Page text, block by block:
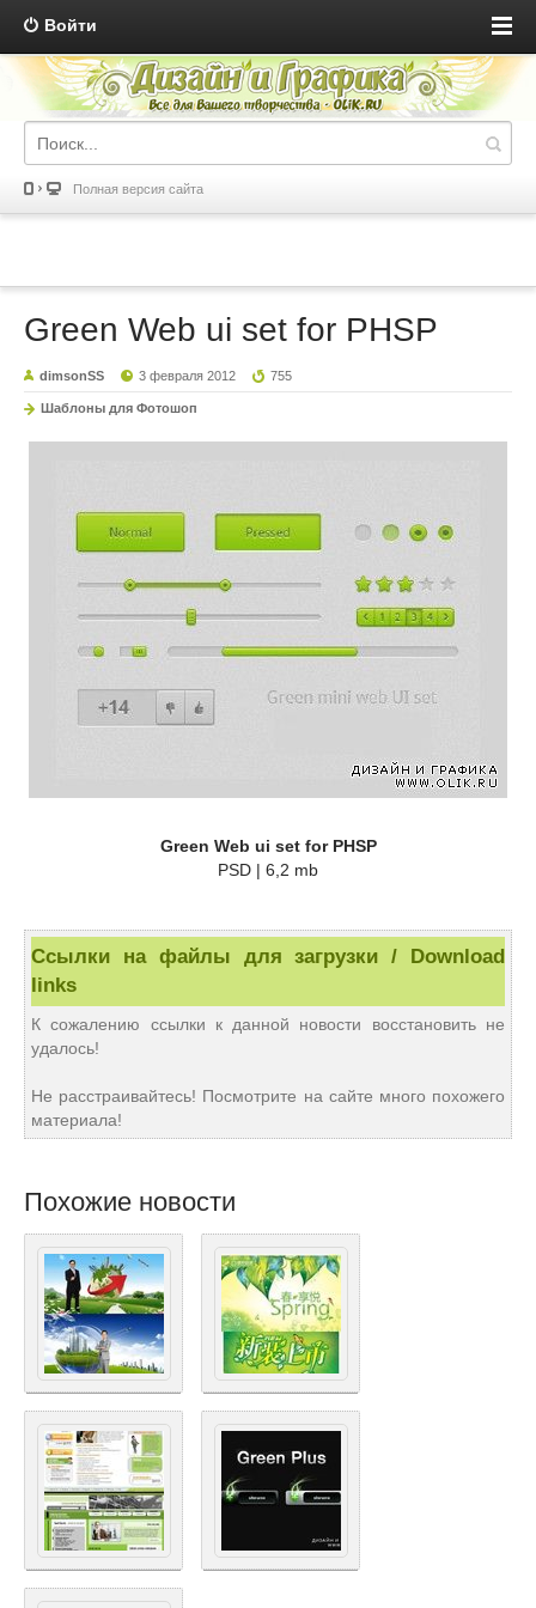
Войти
Полная версия сайта
Green Web ui set for PHSP
dimsonSS 3 февраля 2012 755
Шаблоны для Фотошоп
Green Web ui set for PHSP
PSD | 6,2 mb
Ссылки на файлы для загрузки / Download
links
К сожалению ссылки к данной новости восстановить не
удалось!
Не расстраивайтесь! Посмотрите на сайте много похожего
материала!
Похожие новости